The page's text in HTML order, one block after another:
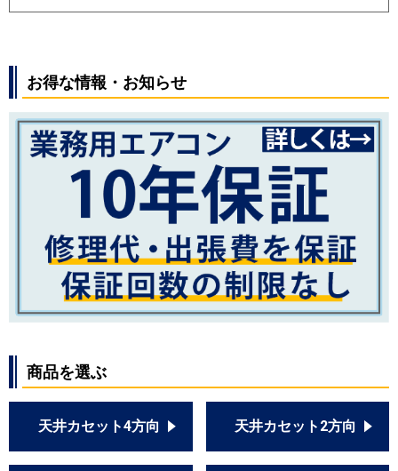
お得な情報・お知らせ
商品を選ぶ
天井カセット4方向 天井カセット2方向